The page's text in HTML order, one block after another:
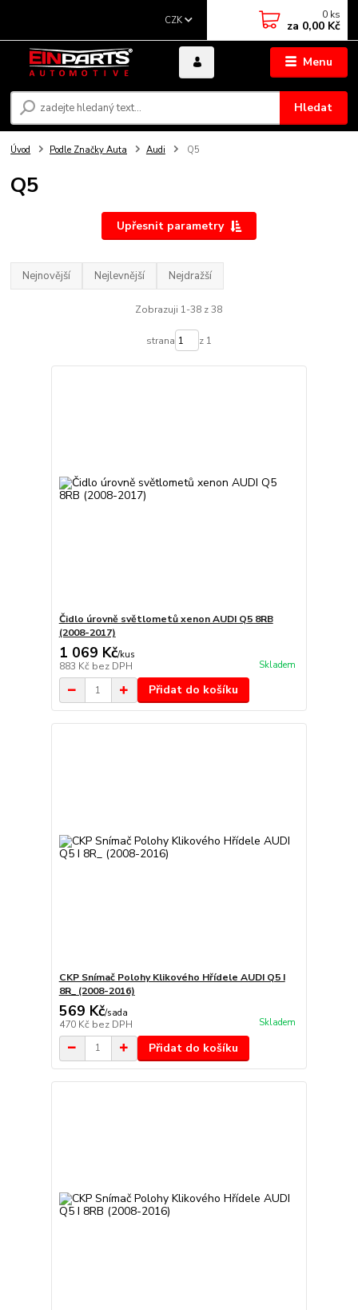
Menu
CZK
Hledat
0 ks
za 0,00 Kč
Úvod Podle Značky Auta Audi Q5
Q5
Upřesnit parametry
Nejnovější Nejlevnější Nejdražší
Zobrazuji 1-38 z 38
strana z 1
Čidlo úrovně světlometů xenon AUDI Q5 8RB
(2008-2017)
1 069 Kč/kus
883 Kč bez DPH Skladem
Přidat do košíku
CKP Snímač Polohy Klikového Hřídele AUDI Q5 I
8R_ (2008-2016)
569 Kč/sada
470 Kč bez DPH Skladem
Přidat do košíku